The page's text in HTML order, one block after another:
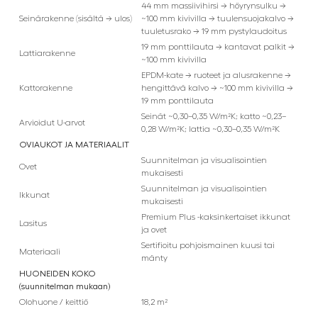
Seinärakenne (sisältä → ulos)
44 mm massiivihirsi → höyrynsulku →
~100 mm kivivilla → tuulensuojakalvo →
tuuletusrako → 19 mm pystylaudoitus
Lattiarakenne
19 mm ponttilauta → kantavat palkit →
~100 mm kivivilla
Kattorakenne
EPDM-kate → ruoteet ja alusrakenne →
hengittävä kalvo → ~100 mm kivivilla →
19 mm ponttilauta
Arvioidut U-arvot
Seinät ~0,30–0,35 W/m²K; katto ~0,23–
0,28 W/m²K; lattia ~0,30–0,35 W/m²K
OVIAUKOT JA MATERIAALIT
Ovet
Suunnitelman ja visualisointien
mukaisesti
Ikkunat
Suunnitelman ja visualisointien
mukaisesti
Lasitus
Premium Plus -kaksinkertaiset ikkunat
ja ovet
Materiaali
Sertifioitu pohjoismainen kuusi tai
mänty
HUONEIDEN KOKO
(suunnitelman mukaan)
Olohuone / keittiö
18,2 m²